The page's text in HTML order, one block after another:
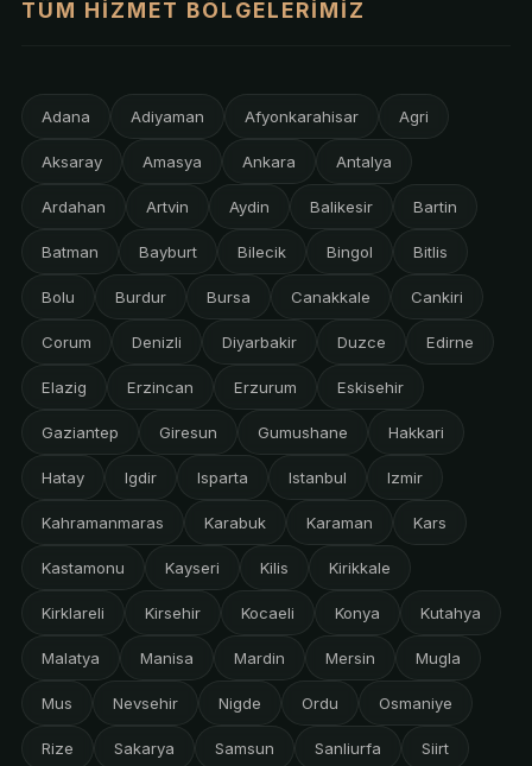
TÜM HIZMET BÖLGELERIMIZ
Adana Adiyaman Afyonkarahisar Agri
Aksaray Amasya Ankara Antalya
Ardahan Artvin Aydin Balikesir Bartin
Batman Bayburt Bilecik Bingol Bitlis
Bolu Burdur Bursa Canakkale Cankiri
Corum Denizli Diyarbakir Duzce Edirne
Elazig Erzincan Erzurum Eskisehir
Gaziantep Giresun Gumushane Hakkari
Hatay Igdir Isparta Istanbul Izmir
Kahramanmaras Karabuk Karaman Kars
Kastamonu Kayseri Kilis Kirikkale
Kirklareli Kirsehir Kocaeli Konya Kutahya
Malatya Manisa Mardin Mersin Mugla
Mus Nevsehir Nigde Ordu Osmaniye
Rize Sakarya Samsun Sanliurfa Siirt